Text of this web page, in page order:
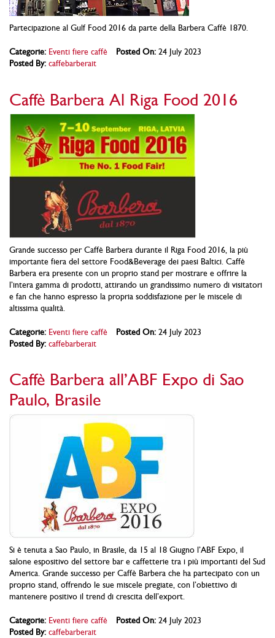
Partecipazione al Gulf Food 2016 da parte della Barbera Caffè 1870.
Categorie: Eventi fiere caffè Posted On: 24 July 2023
Posted By: caffebarberait
Caffè Barbera Al Riga Food 2016
Grande successo per Caffè Barbera durante il Riga Food 2016, la più
importante fiera del settore Food&Beverage dei paesi Baltici. Caffè
Barbera era presente con un proprio stand per mostrare e offrire la
l’intera gamma di prodotti, attirando un grandissimo numero di visitatori
e fan che hanno espresso la propria soddisfazione per le miscele di
altissima qualità.
Categorie: Eventi fiere caffè Posted On: 24 July 2023
Posted By: caffebarberait
Caffè Barbera all’ABF Expo di Sao
Paulo, Brasile
Si è tenuta a Sao Paulo, in Brasile, da 15 al 18 Giugno l’ABF Expo, il
salone espositivo del settore bar e caffetterie tra i più importanti del Sud
America. Grande successo per Caffè Barbera che ha partecipato con un
proprio stand, offrendo le sue miscele pregiate, con l’obiettivo di
mantenere positivo il trend di crescita dell’export.
Categorie: Eventi fiere caffè Posted On: 24 July 2023
Posted By: caffebarberait